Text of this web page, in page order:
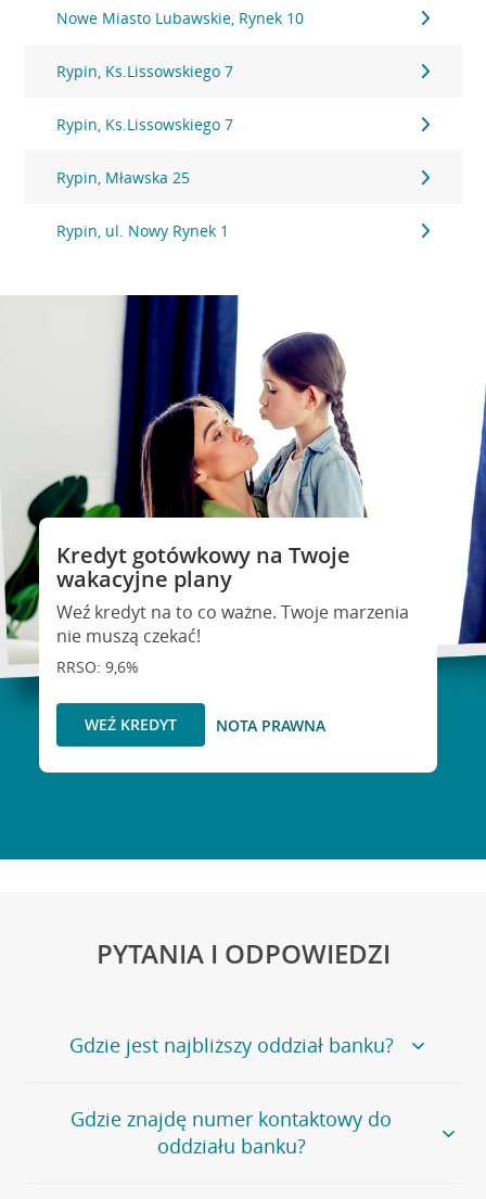
Nowe Miasto Lubawskie, Rynek 10
Rypin, Ks.Lissowskiego 7
Rypin, Ks.Lissowskiego 7
Rypin, Mławska 25
Rypin, ul. Nowy Rynek 1
Kredyt gotówkowy na Twoje
wakacyjne plany
Weź kredyt na to co ważne. Twoje marzenia
nie muszą czekać!
RRSO: 9,6%
WEŹ KREDYT NOTA PRAWNA
PYTANIA I ODPOWIEDZI
Gdzie jest najbliższy oddział banku?
Jeśli szukasz oddziału naszego banku, zapraszamy na
stronęPlacówki i bankomaty, na której znajduje się
wygodna wyszukiwarka.
Gdzie znajdę numer kontaktowy do
oddziału banku?